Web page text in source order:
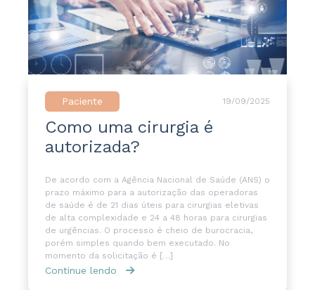
Paciente 19/09/2025
Como uma cirurgia é
autorizada?
De acordo com a Agência Nacional de Saúde (ANS) o
prazo máximo para a autorização das operadoras
de saúde é de 21 dias úteis para cirurgias eletivas
de alta complexidade e 24 a 48 horas para cirurgias
de urgências. O processo é cheio de burocracia,
porém simples quando bem executado. No
momento da solicitação é […]
Continue lendo